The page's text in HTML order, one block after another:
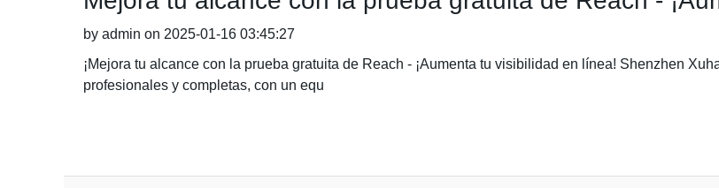
by admin on 2025-01-16 03:45:27
¡Mejora tu alcance con la prueba gratuita de Reach - ¡Aumenta tu visibilidad en línea! Shenzhen
profesionales y completas, con un equ